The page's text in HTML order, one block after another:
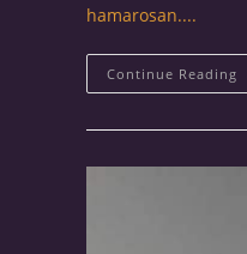
hamarosan....
Continue Reading